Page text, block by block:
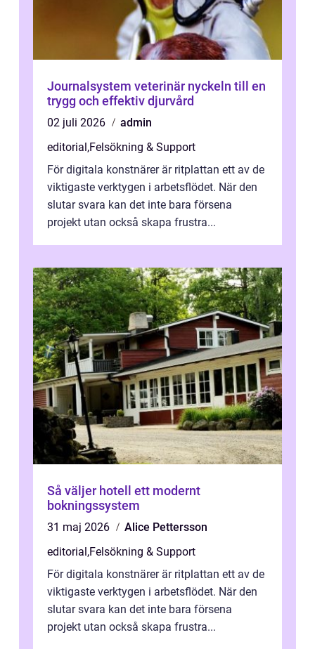
Journalsystem veterinär nyckeln till en
trygg och effektiv djurvård
02 juli 2026
admin
editorial ,Felsökning & Support
För digitala konstnärer är ritplattan ett av de
viktigaste verktygen i arbetsflödet. När den
slutar svara kan det inte bara försena
projekt utan också skapa frustra...
Så väljer hotell ett modernt
bokningssystem
31 maj 2026
Alice Pettersson
editorial ,Felsökning & Support
För digitala konstnärer är ritplattan ett av de
viktigaste verktygen i arbetsflödet. När den
slutar svara kan det inte bara försena
projekt utan också skapa frustra...